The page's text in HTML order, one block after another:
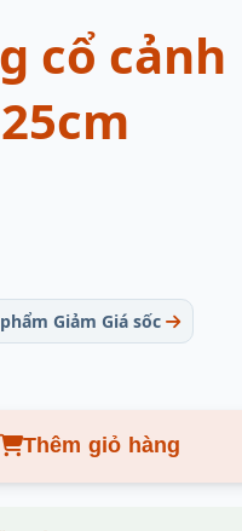
cổ cảnh
Giảm Giá sốc
Thêm giỏ hàng